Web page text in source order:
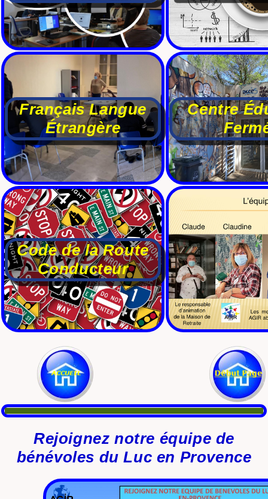
Français Langue
Étrangère
Centre
Code de la Route
Conducteur
Rejoignez notre équipe de
bénévoles du Luc en Provence